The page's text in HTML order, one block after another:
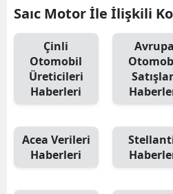
Saıc Motor İle İlişkili
Çinli
Otomobil
Üreticileri
Haberleri
Avrupa
Acea Verileri
Haberleri